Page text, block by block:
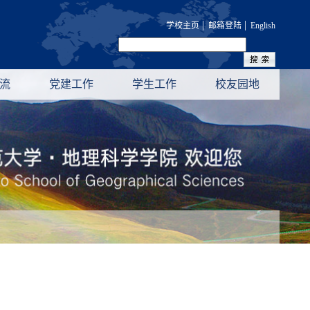
学校主页| 邮箱登陆 | English
党建工作 学生工作 校友园地